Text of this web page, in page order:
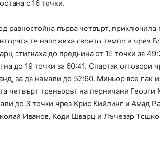
остана с 16 точки.
равностойна първа четвърт, приключила
те наложиха своето темпо и чрез
стигнаха до преднина от 15 точки за
до 19 точки за 60:41. Спартак отговори
за да намали до 52:60. Миньор все пак
четвърт треньорът на перничани
до 3 точки чрез Крис Кийлинг и Амад
Иванов, Коди Шварц и Лъчезар